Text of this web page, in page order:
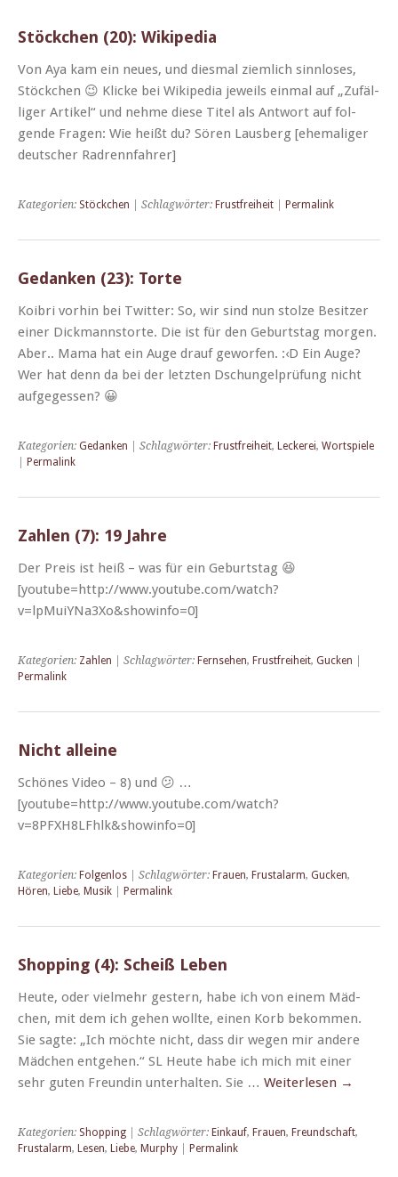
Stöckchen (20): Wikipedia
Von Aya kam ein neues, und dies­mal ziem­lich sinnlos­es,
Stöckchen 😉 Klicke bei Wikipedia jew­eils ein­mal auf „Zufäl­
liger Artikel“ und nehme diese Titel als Antwort auf fol­
gende Fra­gen: Wie heißt du? Sören Laus­berg [ehe­ma­liger
deutsch­er Radrennfahrer]
Kategorien: Stöckchen | Schlagwörter: Frustfreiheit Permalink
Gedanken (23): Torte
Koib­ri vorhin bei Twit­ter: So, wir sind nun stolze Besitzer
ein­er Dick­mannstorte. Die ist für den Geburt­stag mor­gen.
Aber.. Mama hat ein Auge drauf gewor­fen. :‹D Ein Auge?
Wer hat denn da bei der let­zten Dschun­gel­prü­fung nicht
aufgegessen? 😀
Kategorien: Gedanken | Schlagwörter: Frustfreiheit, Leckerei, Wortspiele
Permalink
Zahlen (7): 19 Jahre
Der Preis ist heiß – was für ein Geburt­stag 😆
[youtube=http://www.youtube.com/watch?
v=lpMuiYNa3Xo&showinfo=0]
Kategorien: Zahlen | Schlagwörter: Fernsehen, Frustfreiheit, Gucken
Permalink
Nicht alleine
Schönes Video – 8) und 😕 …
[youtube=http://www.youtube.com/watch?
v=8PFXH8LFhlk&showinfo=0]
Kategorien: Folgenlos | Schlagwörter: Frauen, Frustalarm, Gucken,
Hören, Liebe, Musik Permalink
Shopping (4): Scheiß Leben
Heute, oder vielmehr gestern, habe ich von einem Mäd­
chen, mit dem ich gehen wollte, einen Korb bekom­men.
Sie sagte: „Ich möchte nicht, dass dir wegen mir andere
Mäd­chen ent­ge­hen.“ SL Heute habe ich mich mit ein­er
sehr guten Fre­undin unter­hal­ten. Sie … Weit­er­lesen →
Kategorien: Shopping | Schlagwörter: Einkauf, Frauen, Freundschaft,
Frustalarm, Lesen, Liebe, Murphy Permalink